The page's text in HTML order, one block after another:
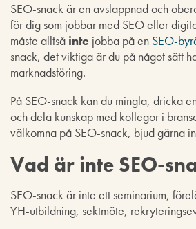
SEO-snack är en avslappnad och
för dig som jobbar med SEO eller
måste alltså inte jobba på en SEO-
snack, det viktiga är du på något sätt
marknadsföring.
På SEO-snack kan du mingla, dricka
och dela kunskap med kollegor i
välkomna på SEO-snack, bjud gärna
Vad är inte SEO-
SEO-snack är inte ett seminarium,
YH-utbildning, sektmöte,